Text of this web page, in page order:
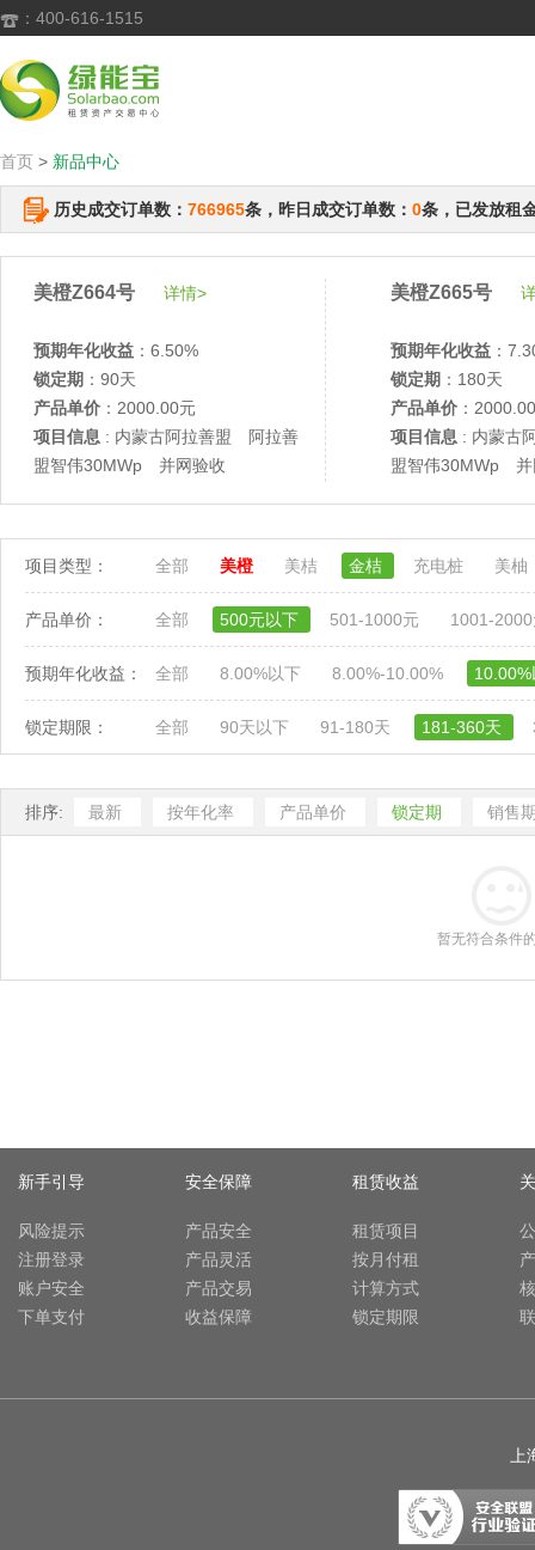
 ：400-616-1515
首页 > 新品中心
历史成交订单数： 766965条，昨日成交订单数： 0条，已发放租
美橙Z664号 详情>
预期年化收益 ：6.50%
锁定期 ：90天
产品单价 ：2000.00元
项目信息 : 内蒙古阿拉善盟 阿拉善
盟智伟30MWp 并网验收
美橙Z665号
预期年化收益 ：
锁定期 ：180天
产品单价 ：
项目信息 : 内蒙古
盟智伟30MWp 并
项目类型： 全部 美橙 美桔 金桔 充电桩 美柚
产品单价： 全部 500元以下 501-1000元 1001-
预期年化收益： 全部 8.00%以下 8.00%-10.00%
锁定期限： 全部 90天以下 91-180天 181-360天
排序: 最新 按年化率 产品单价 锁定期 销售
暂无符合条件
新手引导
风险提示
注册登录
账户安全
下单支付
安全保障
产品安全
产品灵活
产品交易
收益保障
租赁收益
租赁项目
按月付租
计算方式
锁定期限